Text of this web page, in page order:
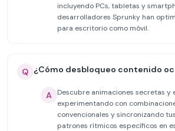
incluyendo PCs, tabletas y
desarrolladores Sprunky han
para escritorio como móvil.
Q ¿Cómo desbloqueo contenido
A
Descubre animaciones secretas y
experimentando con
convencionales y sincronizando
patrones rítmicos específicos en